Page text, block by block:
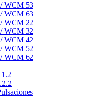
WCM 53
WCM 63
WCM 22
WCM 32
WCM 42
WCM 52
WCM 62